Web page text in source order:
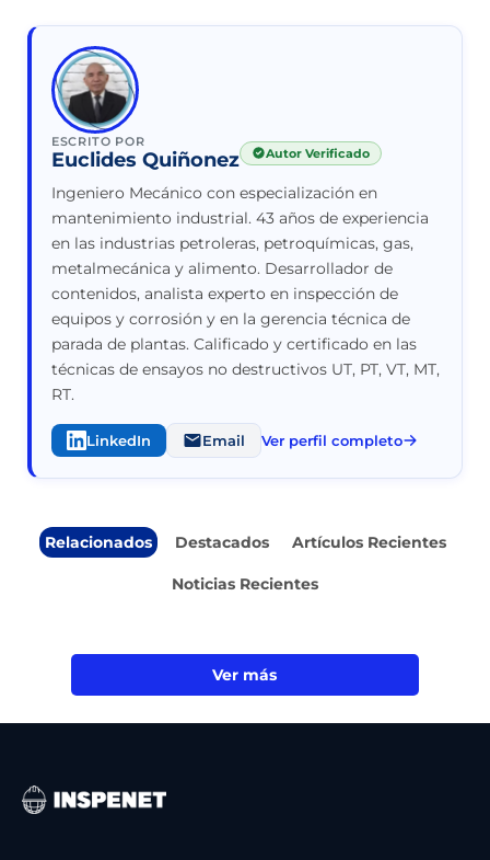
ESCRITO POR
Euclides Quiñonez Autor Verificado
Ingeniero Mecánico con especialización en
mantenimiento industrial. 43 años de experiencia
en las industrias petroleras, petroquímicas, gas,
metalmecánica y alimento. Desarrollador de
contenidos, analista experto en inspección de
equipos y corrosión y en la gerencia técnica de
parada de plantas. Calificado y certificado en las
técnicas de ensayos no destructivos UT, PT, VT, MT,
RT.
LinkedIn Email Ver perfil completo
Relacionados Destacados Artículos Recientes
Noticias Recientes
Ver más